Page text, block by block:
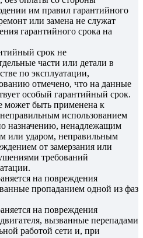
им правил гарантийного
или замена не служат
гарантийного срока на
срок не
части или детали в
по эксплуатации,
отмечено, что на данные
особый гарантийный срок.
может быть применена к
использованием
назначению, ненадлежащим
или ударом, неправильным
от замерзания или
требований
на повреждения
пропаданием одной из фаз
на повреждения
вызванные перепадами
работой сети и, при